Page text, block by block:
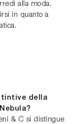
alla moda,
in quanto a
della
& C si distingue